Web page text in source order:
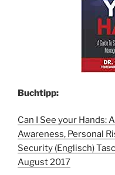
Buchtipp:
Can I See your Hands:
Awareness, Personal
Security (Englisch)
August 2017